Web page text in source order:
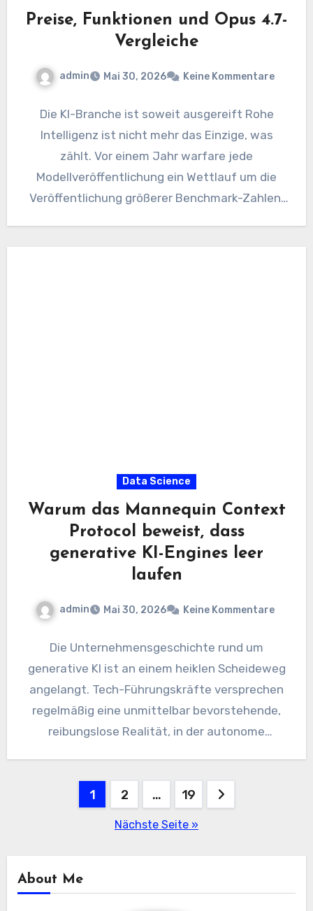
Preise, Funktionen und Opus 4.7-
Vergleiche
admin Mai 30, 2026 Keine Kommentare
Die KI-Branche ist soweit ausgereift Rohe
Intelligenz ist nicht mehr das Einzige, was
zählt. Vor einem Jahr warfare jede
Modellveröffentlichung ein Wettlauf um die
Veröffentlichung größerer Benchmark-Zahlen.
Data Science
Warum das Mannequin Context
Protocol beweist, dass
generative KI-Engines leer
laufen
admin Mai 30, 2026 Keine Kommentare
Die Unternehmensgeschichte rund um
generative KI ist an einem heiklen Scheideweg
angelangt. Tech-Führungskräfte versprechen
regelmäßig eine unmittelbar bevorstehende,
reibungslose Realität, in der autonome
Beitragsnavigation
1 2 … 19
Nächste Seite »
About Me